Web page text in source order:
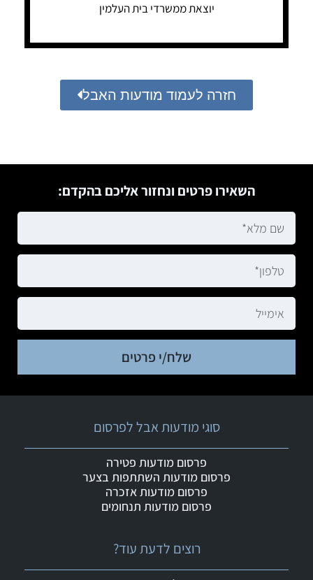
יוצאת ממשרדי בית העלמין
חזרה לעמוד מודעות האבל
השאירו פרטים ונחזור אליכם בהקדם:
שלח/י פרטים
רוצים לדעת עוד?
סוגי מודעות אבל לפרסום
פרסום מודעות פטירה
פרסום מודעות השתתפות בצער
פרסום מודעות אזכרה
פרסום מודעות תנחומים